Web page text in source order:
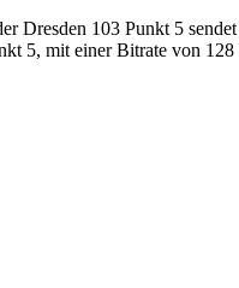
Dresden 103 Punkt 5
5, mit einer Bitrate von